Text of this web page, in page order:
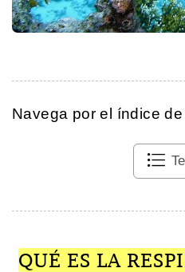
Navega por el índice
QUÉ ES LA